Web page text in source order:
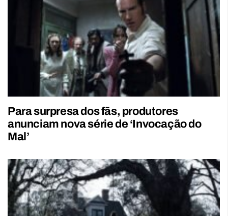
Para surpresa dos fãs, produtores
anunciam nova série de ‘Invocação do
Mal’